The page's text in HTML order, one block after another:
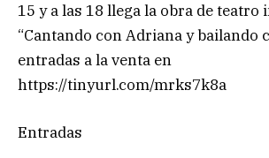
15 y a las 18 llega la obra de teatro
“Cantando con Adriana y bailando
entradas a la venta en
https://tinyurl.com/mrks7k8a
Entradas